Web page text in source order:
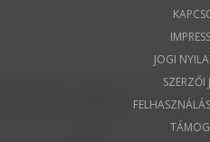
JOGI
SZERZŐI